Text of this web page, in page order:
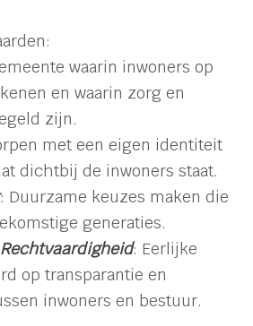
waarin inwoners op
en waarin zorg en
zijn.
met een eigen identiteit
dichtbij de inwoners staat.
: Duurzame keuzes maken die
generaties.
: Eerlijke
op transparantie en
inwoners en bestuur.